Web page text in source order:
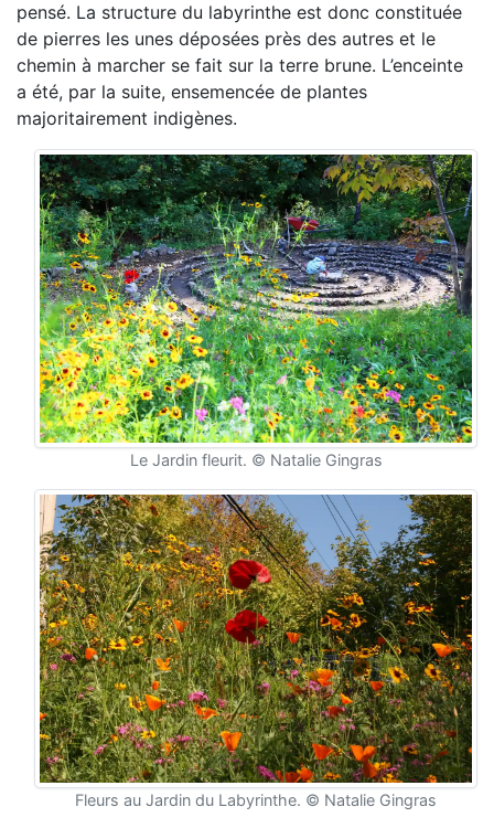
pensé. La structure du labyrinthe est donc constituée
de pierres les unes déposées près des autres et le
chemin à marcher se fait sur la terre brune. L’enceinte
a été, par la suite, ensemencée de plantes
majoritairement indigènes.
Le Jardin fleurit. © Natalie Gingras
Fleurs au Jardin du Labyrinthe. © Natalie Gingras